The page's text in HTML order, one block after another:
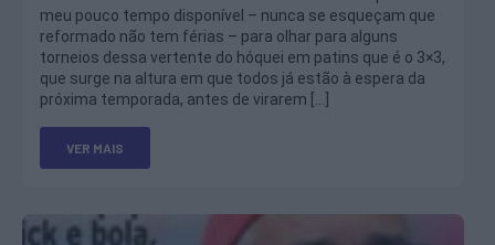
meu pouco tempo disponível – nunca se esqueçam que
reformado não tem férias – para olhar para alguns
torneios dessa vertente do hóquei em patins que é o 3×3,
que surge na altura em que todos já estão à espera da
próxima temporada, antes de virarem […]
VER MAIS